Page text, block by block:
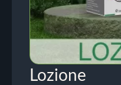
Lozione